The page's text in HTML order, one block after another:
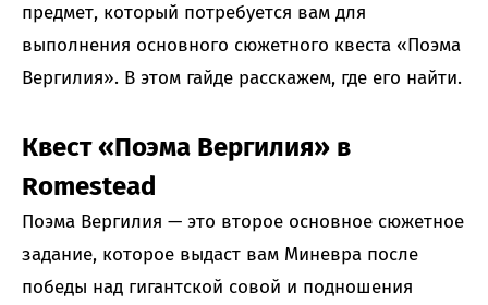
предмет, который потребуется вам для
выполнения основного сюжетного квеста «Поэма
Вергилия». В этом гайде расскажем, где его найти.
Квест «Поэма Вергилия» в
Romestead
Поэма Вергилия — это второе основное сюжетное
задание, которое выдаст вам Миневра после
победы над гигантской совой и подношения